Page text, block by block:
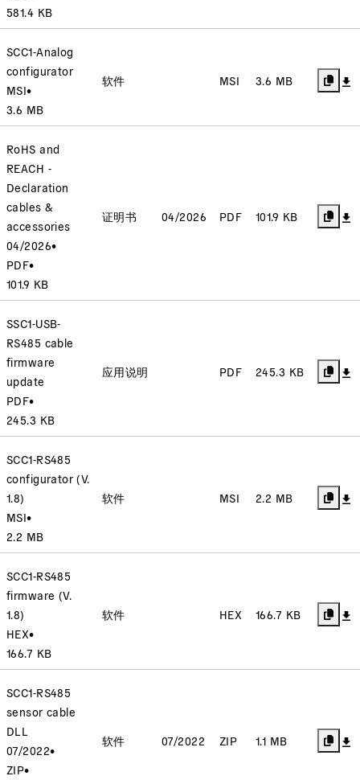
581.4 KB
SCC1-Analog
configurator
MSI•
3.6 MB
软件 MSI 3.6 MB
RoHS and
REACH -
Declaration
cables &
accessories
04/2026•
PDF•
101.9 KB
证明书 04/2026 PDF 101.9 KB
SSC1-USB-
RS485 cable
firmware
update
PDF•
245.3 KB
应用说明 PDF 245.3 KB
SCC1-RS485
configurator (V.
1.8)
MSI•
2.2 MB
软件 MSI 2.2 MB
SCC1-RS485
firmware (V.
1.8)
HEX•
166.7 KB
软件 HEX 166.7 KB
SCC1-RS485
sensor cable
DLL
07/2022•
ZIP•
软件 07/2022 ZIP 1.1 MB